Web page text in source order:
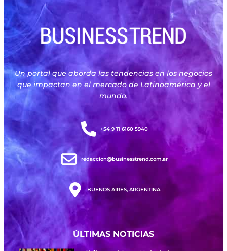
Un portal que aborda las tendencias en los negocios
que impactan en el mercado de Latinoamérica y el
mundo.
+54 9 11 6160 5940
redaccion@businesstrend.com.ar
BUENOS AIRES, ARGENTINA.
ÚLTIMAS NOTICIAS